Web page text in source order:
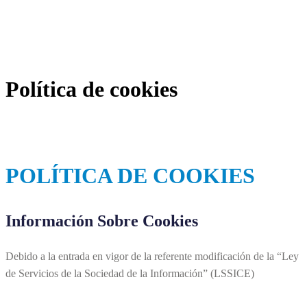
Política de cookies
POLÍTICA DE COOKIES
Información Sobre Cookies
Debido a la entrada en vigor de la referente modificación de la “Ley
de Servicios de la Sociedad de la Información” (LSSICE)